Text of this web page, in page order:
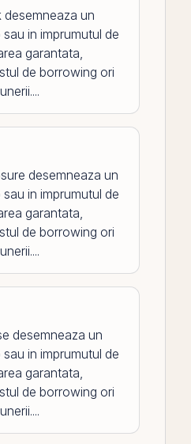
desemneaza un
in imprumutul de
garantata,
de borrowing ori
desemneaza un
in imprumutul de
garantata,
de borrowing ori
desemneaza un
in imprumutul de
garantata,
de borrowing ori